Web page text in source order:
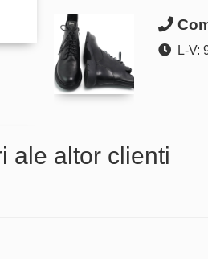
L-V:
ale altor clienti